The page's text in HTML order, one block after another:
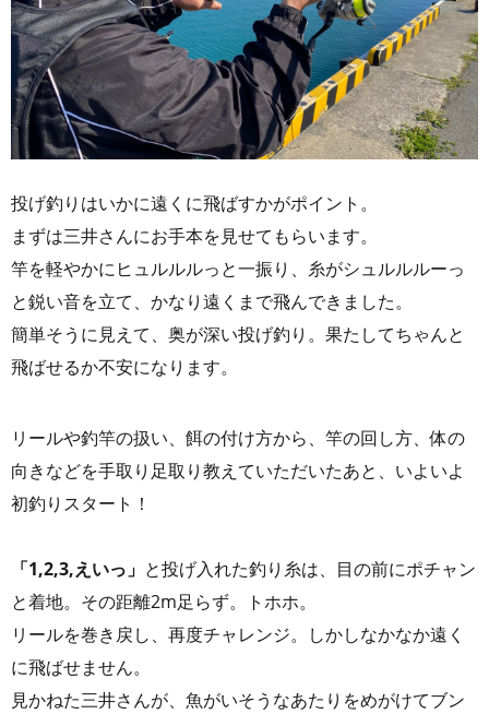
投げ釣りはいかに遠くに飛ばすかがポイント。
まずは三井さんにお手本を見せてもらいます。
竿を軽やかにヒュルルルっと一振り、糸がシュルルルーっ
と鋭い音を立て、かなり遠くまで飛んできました。
簡単そうに見えて、奥が深い投げ釣り。果たしてちゃんと
飛ばせるか不安になります。
リールや釣竿の扱い、餌の付け方から、竿の回し方、体の
向きなどを手取り足取り教えていただいたあと、いよいよ
初釣りスタート！
「1,2,3,えいっ」 と投げ入れた釣り糸は、目の前にポチャン
と着地。その距離2m足らず。トホホ。
リールを巻き戻し、再度チャレンジ。しかしなかなか遠く
に飛ばせません。
見かねた三井さんが、魚がいそうなあたりをめがけてブン